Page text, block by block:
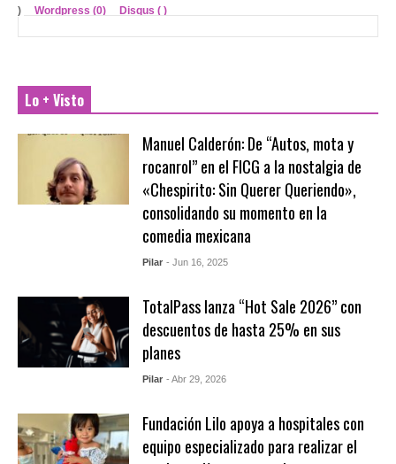
) Wordpress (0) Disqus ( )
Lo + Visto
Manuel Calderón: De “Autos, mota y
rocanrol” en el FICG a la nostalgia de
«Chespirito: Sin Querer Queriendo»,
consolidando su momento en la
comedia mexicana
Pilar - Jun 16, 2025
TotalPass lanza “Hot Sale 2026” con
descuentos de hasta 25% en sus
planes
Pilar - Abr 29, 2026
Fundación Lilo apoya a hospitales con
equipo especializado para realizar el